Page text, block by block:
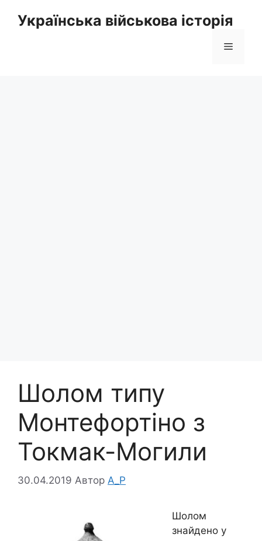
Українська військова історія
Меню
Шолом типу
Монтефортіно з
Токмак-Могили
30.04.2019 Автор A_P
Шолом
знайдено у